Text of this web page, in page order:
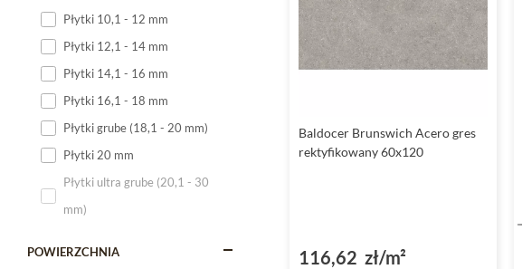
Płytki małe
Płytki 10,1 - 12 mm
Płytki 12,1 - 14 mm
Płytki 14,1 - 16 mm
Płytki 16,1 - 18 mm
Płytki grube (18,1 - 20 mm)
Płytki 20 mm
Płytki ultra grube (20,1 - 30
mm)
POWIERZCHNIA
Baldocer Brunswich Acero gres
rektyfikowany 60x120
116,62 zł/m²